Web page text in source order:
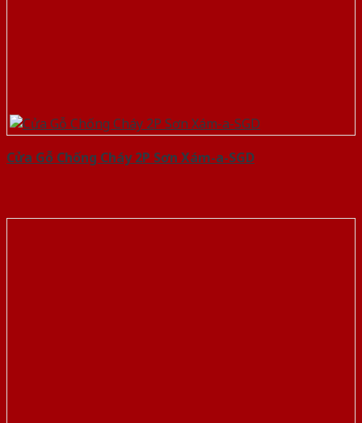
Cửa Gỗ Chống Cháy 2P Sơn Xám-a-SGD